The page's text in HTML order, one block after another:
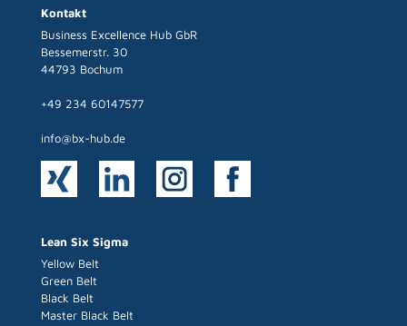
Kontakt
Business Excellence Hub GbR
Bessemerstr. 30
44793 Bochum
+49 234 60147577
info@bx-hub.de
Lean Six Sigma
Yellow Belt
Green Belt
Black Belt
Master Black Belt